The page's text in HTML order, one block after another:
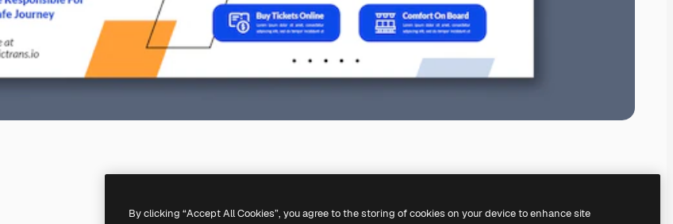
By clicking “Accept All Cookies”, you agree to the storing of cookies on your device to enhance site